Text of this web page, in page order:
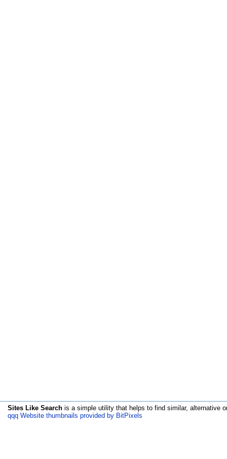
Sites Like Search is a simple utility that helps to find similar, alternative
qqq Website thumbnails provided by BitPixels